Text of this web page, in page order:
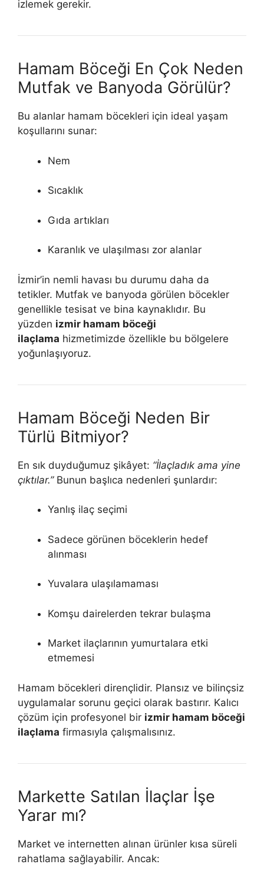
izlemek gerekir.
Hamam Böceği En Çok Neden
Mutfak ve Banyoda Görülür?
Bu alanlar hamam böcekleri için ideal yaşam
koşullarını sunar:
Nem
Sıcaklık
Gıda artıkları
Karanlık ve ulaşılması zor alanlar
İzmir’in nemli havası bu durumu daha da
tetikler. Mutfak ve banyoda görülen böcekler
genellikle tesisat ve bina kaynaklıdır. Bu
yüzden izmir hamam böceği
ilaçlama hizmetimizde özellikle bu bölgelere
yoğunlaşıyoruz.
Hamam Böceği Neden Bir
Türlü Bitmiyor?
En sık duyduğumuz şikâyet: “İlaçladık ama yine
çıktılar.”Bunun başlıca nedenleri şunlardır:
Yanlış ilaç seçimi
Sadece görünen böceklerin hedef
alınması
Yuvalara ulaşılamaması
Komşu dairelerden tekrar bulaşma
Market ilaçlarının yumurtalara etki
etmemesi
Hamam böcekleri dirençlidir. Plansız ve bilinçsiz
uygulamalar sorunu geçici olarak bastırır. Kalıcı
çözüm için profesyonel bir izmir hamam böceği
ilaçlama firmasıyla çalışmalısınız.
Markette Satılan İlaçlar İşe
Yarar mı?
Market ve internetten alınan ürünler kısa süreli
rahatlama sağlayabilir. Ancak: